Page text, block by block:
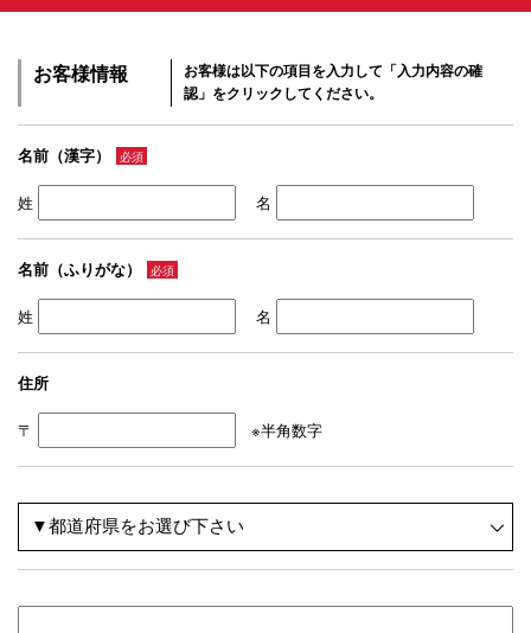
お客様情報
お客様は以下の項目を入力して「入力内容の確
認」をクリックしてください。
名前（漢字） 必須
姓 名
名前（ふりがな） 必須
姓 名
住所
〒 ※半角数字